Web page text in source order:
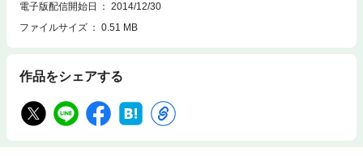
電子版配信開始日
2014/12/30
ファイルサイズ
0.51 MB
作品をシェアする